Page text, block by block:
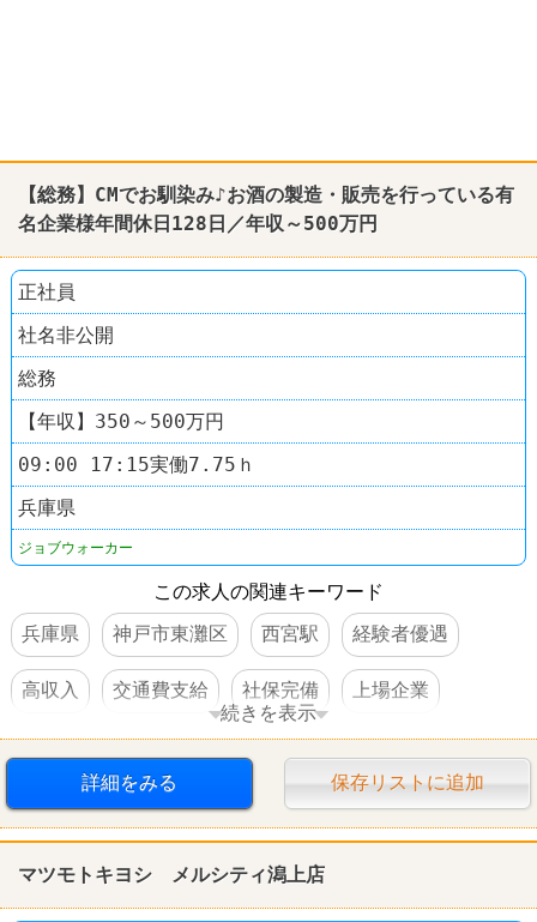
【総務】CMでお馴染み♪お酒の製造・ 販売を行っている有
名企業様年間休日128日／年収～500万円
正社員
社名非公開
総務
【年収】350～500万円
09:00 17:15実働7.75ｈ
兵庫県
ジョブウォーカー
この求人の関連キーワード
兵庫県
神戸市東灘区 西宮駅 経験者優遇
高収入 交通費支給 社保完備 上場企業
その他小売店
続きを表示
詳細をみる 保存リストに追加
マツモトキヨシ メルシティ潟上店